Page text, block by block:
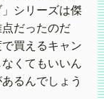
シリーズは傑
だったのだ
買えるキャン
くてもいいん
るんでしょう